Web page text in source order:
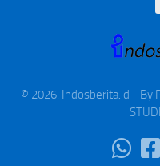
© 2026. Indosberita.id - By